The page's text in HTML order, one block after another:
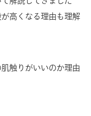
高くなる理由も理解
触りがいいのか理由